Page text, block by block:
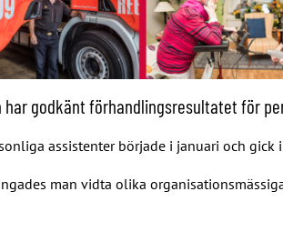
godkänt förhandlingsresultatet för
assistenter började i januari och
man vidta olika